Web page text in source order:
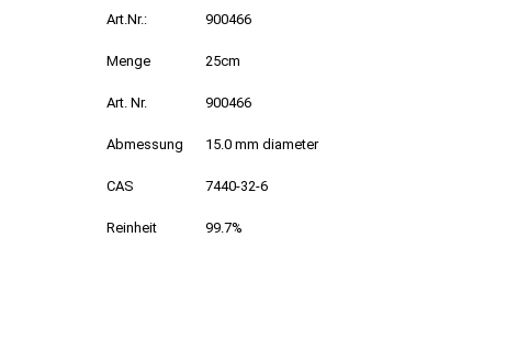
Art.Nr.: 900466
Menge 25cm
Art. Nr. 900466
Abmessung 15.0 mm diameter
CAS 7440-32-6
Reinheit 99.7%